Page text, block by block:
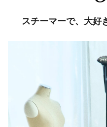
スチーマーで、大好